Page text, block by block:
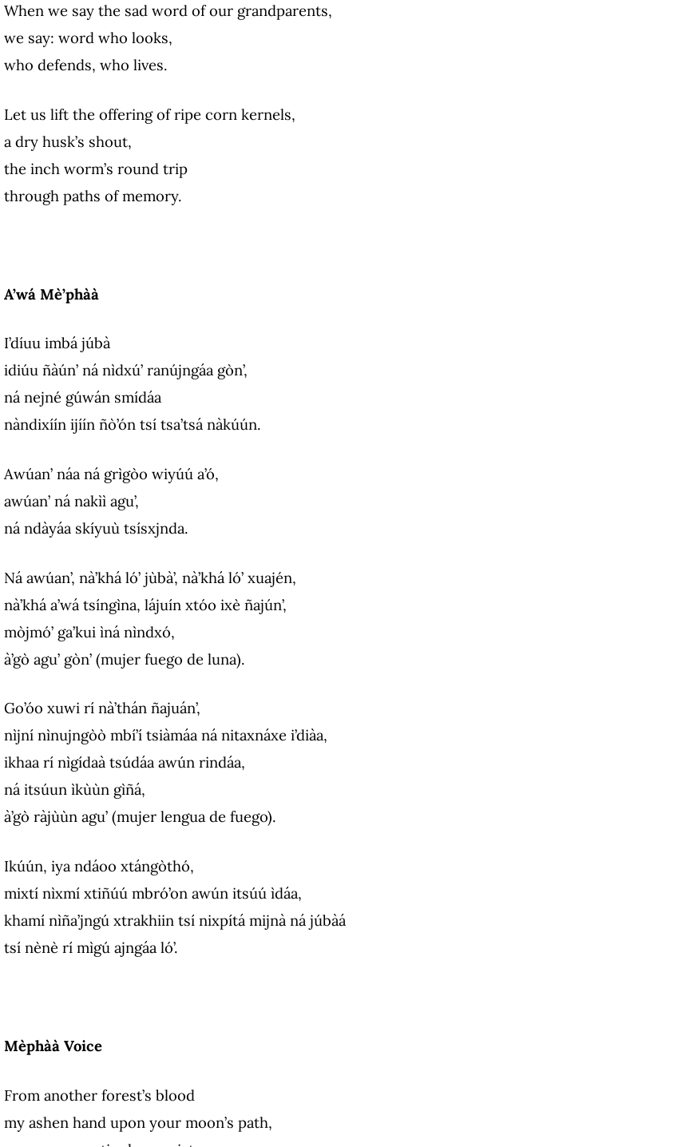
When we say the sad word of our grandparents,
we say: word who looks,
who defends, who lives.
Let us lift the offering of ripe corn kernels,
a dry husk’s shout,
the inch worm’s round trip
through paths of memory.
A’wá Mè’phàà
I’díuu imbá júbà
idiúu ñàún’ ná nìdxú’ ranújngáa gòn’,
ná nejné gúwán smídáa
nàndixíín ijíín ñò’ón tsí tsa’tsá nàkúún.
Awúan’ náa ná grìgòo wiyúú a’ó,
awúan’ ná nakìì agu’,
ná ndàyáa skíyuù tsísxjnda.
Ná awúan’, nà’khá ló’ jùbà’, nà’khá ló’ xuajén,
nà’khá a’wá tsíngìna, lájuín xtóo ixè ñajún’,
mòjmó’ ga’kui ìná nìndxó,
à’gò agu’ gòn’ (mujer fuego de luna).
Go’óo xuwi rí nà’thán ñajuán’,
nìjní nìnujngòò mbí’í tsiàmáa ná nitaxnáxe i’diàa,
ikhaa rí nìgídaà tsúdáa awún rindáa,
ná itsúun ìkùùn gìñá,
à’gò ràjùùn agu’ (mujer lengua de fuego).
Ikúún, iya ndáoo xtángòthó,
mixtí nìxmí xtiñúú mbró’on awún itsúú ìdáa,
khamí nìña’jngú xtrakhiin tsí nixpítá mijnà ná júbàá
tsí nènè rí mìgú ajngáa ló’.
Mèphàà Voice
From another forest’s blood
my ashen hand upon your moon’s path,